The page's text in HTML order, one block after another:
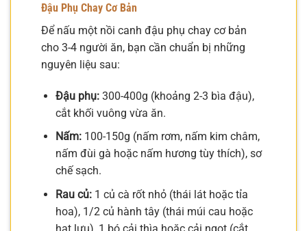
Đậu Phụ Chay Cơ Bản
Để nấu một nồi canh đậu phụ chay cơ bản
cho 3-4 người ăn, bạn cần chuẩn bị những
nguyên liệu sau:
Đậu phụ:300-400g (khoảng 2-3 bìa đậu),
cắt khối vuông vừa ăn.
Nấm:100-150g (nấm rơm, nấm kim châm,
nấm đùi gà hoặc nấm hương tùy thích), sơ
chế sạch.
Rau củ:1 củ cà rốt nhỏ (thái lát hoặc tỉa
hoa), 1/2 củ hành tây (thái múi cau hoặc